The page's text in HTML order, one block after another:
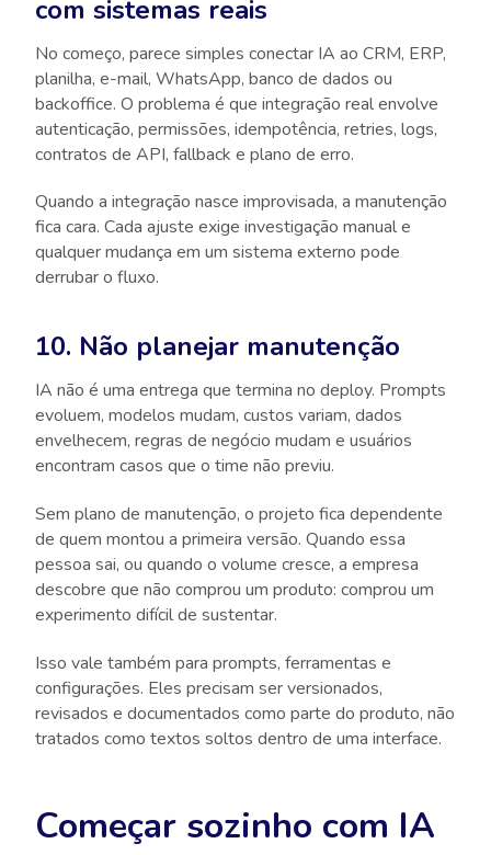
com sistemas reais
No começo, parece simples conectar IA ao CRM, ERP,
planilha, e-mail, WhatsApp, banco de dados ou
backoffice. O problema é que integração real envolve
autenticação, permissões, idempotência, retries, logs,
contratos de API, fallback e plano de erro.
Quando a integração nasce improvisada, a manutenção
fica cara. Cada ajuste exige investigação manual e
qualquer mudança em um sistema externo pode
derrubar o fluxo.
10. Não planejar manutenção
IA não é uma entrega que termina no deploy. Prompts
evoluem, modelos mudam, custos variam, dados
envelhecem, regras de negócio mudam e usuários
encontram casos que o time não previu.
Sem plano de manutenção, o projeto fica dependente
de quem montou a primeira versão. Quando essa
pessoa sai, ou quando o volume cresce, a empresa
descobre que não comprou um produto: comprou um
experimento difícil de sustentar.
Isso vale também para prompts, ferramentas e
configurações. Eles precisam ser versionados,
revisados e documentados como parte do produto, não
tratados como textos soltos dentro de uma interface.
Começar sozinho com IA